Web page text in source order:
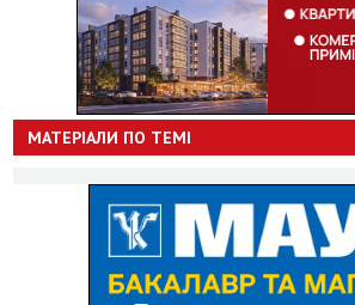
МАТЕРІАЛИ ПО ТЕМІ